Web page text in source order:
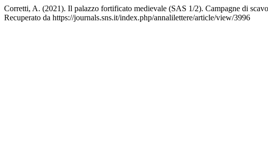
Corretti, A. (2021). Il palazzo fortificato medievale (SAS 1/2). Campagne di
Recuperato da https://journals.sns.it/index.php/annalilettere/article/view/3996